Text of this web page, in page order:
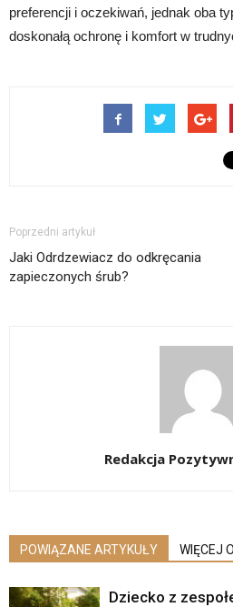
preferencji i oczekiwań, jednak oba
doskonałą ochronę i komfort w
Poprzedni artykuł
Jaki Odrdzewiacz do odkręcania
zapieczonych śrub?
Redakcja
POWIĄZANE ARTYKUŁY WIĘCEJ
Dziecko z